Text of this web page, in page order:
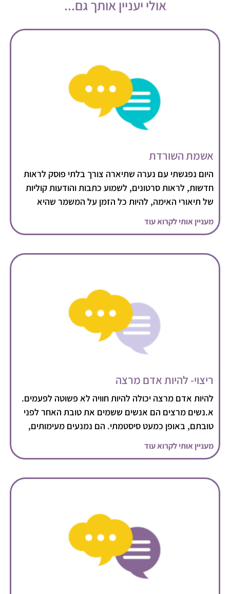
אולי יעניין אותך גם...
אשמת השורדת
היום נפגשתי עם נערה שתיארה צורך בלתי פוסק לראות
חדשות, לראות סרטונים, לשמוע כתבות והודעות קוליות
של תיאורי האימה, להיות כל הזמן על המשמר שהיא
מעניין אותי לקרוא עוד
ריצוי- להיות אדם מרצה
להיות אדם מרצה יכולה להיות חוויה לא פשוטה לפעמים.
א.נשים מרצים הם אנשים ששמים את טובת האחר לפני
טובתם, באופן כמעט סיסטמתי. הם נמנעים מעימותים,
מעניין אותי לקרוא עוד